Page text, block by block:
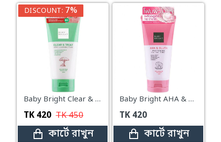
DISCOUNT: 7%
Baby Bright Clear & Treat Acne Cleansing Foam (120 g)
TK 420 TK450
কার্টে রাখুন
Baby Bright AHA & Gluta Whitening Facial Foam (120 g)
TK 420
কার্টে রাখুন